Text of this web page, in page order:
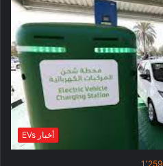
أخبار EVs
1٬259